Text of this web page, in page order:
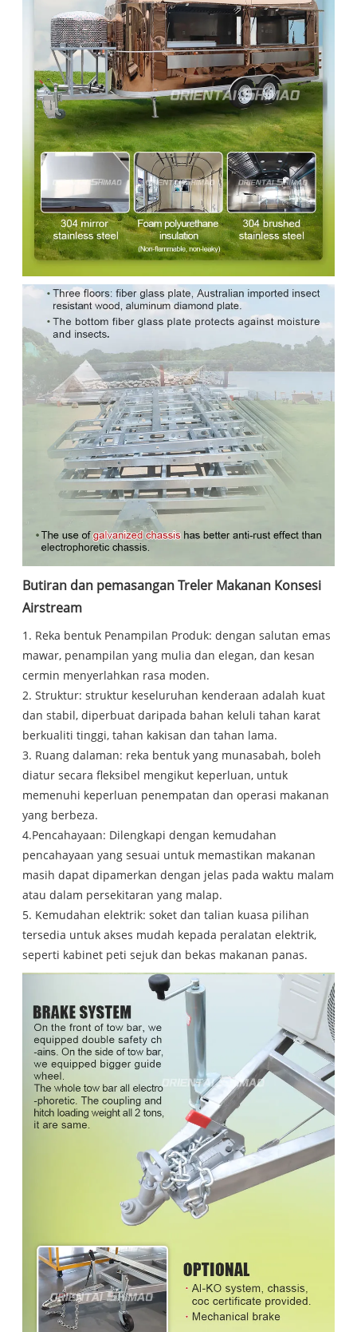
Butiran dan pemasangan Treler Makanan Konsesi
Airstream
1. Reka bentuk Penampilan Produk: dengan salutan emas
mawar, penampilan yang mulia dan elegan, dan kesan
cermin menyerlahkan rasa moden.
2. Struktur: struktur keseluruhan kenderaan adalah kuat
dan stabil, diperbuat daripada bahan keluli tahan karat
berkualiti tinggi, tahan kakisan dan tahan lama.
3. Ruang dalaman: reka bentuk yang munasabah, boleh
diatur secara fleksibel mengikut keperluan, untuk
memenuhi keperluan penempatan dan operasi makanan
yang berbeza.
4.Pencahayaan: Dilengkapi dengan kemudahan
pencahayaan yang sesuai untuk memastikan makanan
masih dapat dipamerkan dengan jelas pada waktu malam
atau dalam persekitaran yang malap.
5. Kemudahan elektrik: soket dan talian kuasa pilihan
tersedia untuk akses mudah kepada peralatan elektrik,
seperti kabinet peti sejuk dan bekas makanan panas.